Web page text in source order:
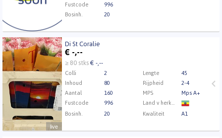
Fustcode
996
Bosinh.
20
live
Di St Coralie
€ -,--
≥ 80 stks€ -,--
Colli 2 Lengte
45
Inhoud
80 Rijpheid
2-4
Aantal
160 MPS
Mps A+
Fustcode
996
Bosinh.
20 Kwaliteit A1
Di St Coralie
U moet ingelogd zijn om te kunnen kopen.
om in te loggen.